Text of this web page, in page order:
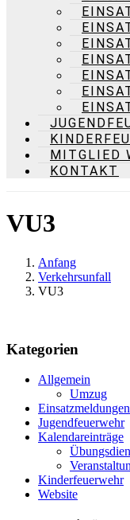
MITGLIED
KONTAKT
VU3
Anfang
Verkehrsunfall
VU3
Kategorien
Allgemein
Umzug
Einsatzmeldungen
Jugendfeuerwehr
Kalendareinträge
Kinderfeuerwehr
Website